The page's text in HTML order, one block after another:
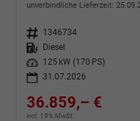
unverbindliche Lieferzeit:
Fahrzeugnr. 1346734
Kraftstoff
Diesel
Leistung
125 kW (170 PS)
31.07.2026
36.859,– €
incl. 19% MwSt.